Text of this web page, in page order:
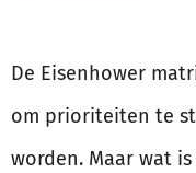
De Eisenhower
om prioriteiten te
worden. Maar wat